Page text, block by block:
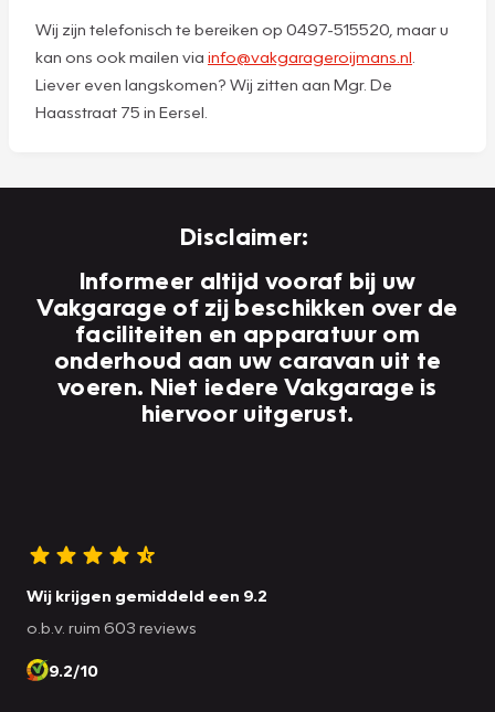
Wij zijn telefonisch te bereiken op 0497-515520, maar u
kan ons ook mailen via info@vakgarageroijmans.nl
Liever even langskomen? Wij zitten aan Mgr. De
Haasstraat 75 in Eersel.
Disclaimer:
Informeer altijd vooraf bij uw
Vakgarage of zij beschikken over de
faciliteiten en apparatuur om
onderhoud aan uw caravan uit te
voeren. Niet iedere Vakgarage is
hiervoor uitgerust.
Wij krijgen gemiddeld een 9.2
o.b.v. ruim 603 reviews
9.2/10